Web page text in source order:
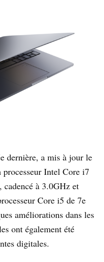
dernière, a mis à jour le
Intel Core i7
cadencé à 3.0GHz et
Core i5 de 7e
améliorations dans les
ont également été
digitales.